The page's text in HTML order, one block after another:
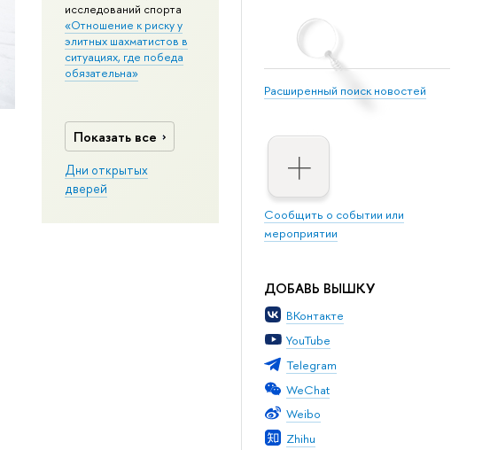
Расширенный поиск новостей
Сообщить о событии или
мероприятии
ДОБАВЬ ВЫШКУ
ВКонтакте
YouTube
Telegram
WeChat
Weibo
Zhihu
исследований спорта
«Отношение к риску у
элитных шахматистов в
ситуациях, где победа
обязательна»
Показать все
Дни открытых
дверей